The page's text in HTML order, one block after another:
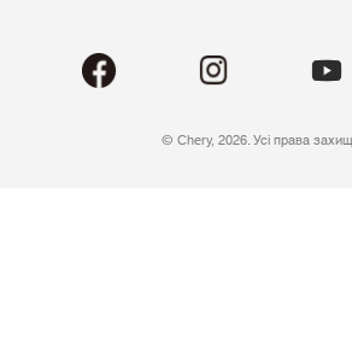
© Chery, 2026. Усі права